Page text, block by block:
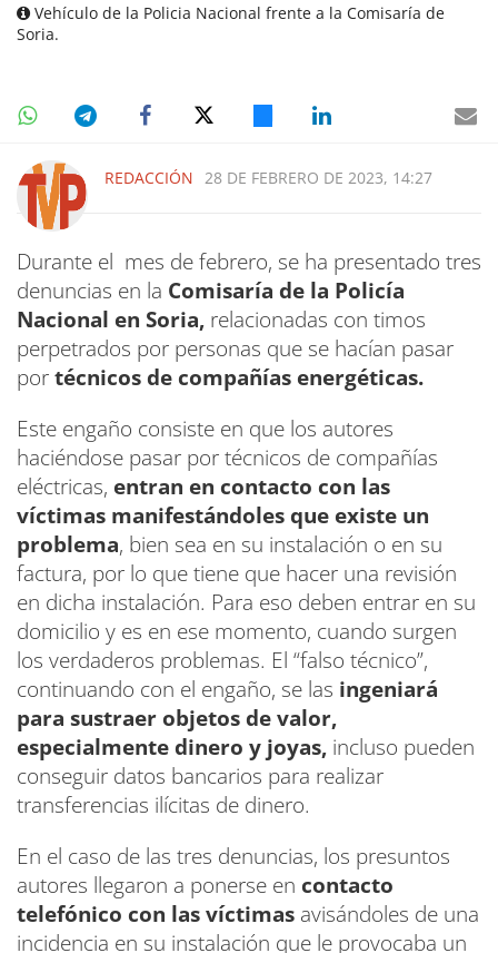
Vehículo de la Policia Nacional frente a la Comisaría de
Soria.
REDACCIÓN 28 DE FEBRERO DE 2023, 14:27
Durante el mes de febrero, se ha presentado tres
denuncias en la Comisaría de la Policía
Nacional en Soria, relacionadas con timos
perpetrados por personas que se hacían pasar
portécnicos de compañías energéticas.
Este engaño consiste en que los autores
haciéndose pasar por técnicos de compañías
eléctricas, entran en contacto con las
víctimas manifestándoles que existe un
problema, bien sea en su instalación o en su
factura, por lo que tiene que hacer una revisión
en dicha instalación. Para eso deben entrar en su
domicilio y es en ese momento, cuando surgen
los verdaderos problemas. El “falso técnico”,
continuando con el engaño, se las ingeniará
para sustraer objetos de valor,
especialmente dinero y joyas, incluso pueden
conseguir datos bancarios para realizar
transferencias ilícitas de dinero.
En el caso de las tres denuncias, los presuntos
autores llegaron a ponerse en contacto
telefónico con las víctimas avisándoles de una
incidencia en su instalación que le provocaba un